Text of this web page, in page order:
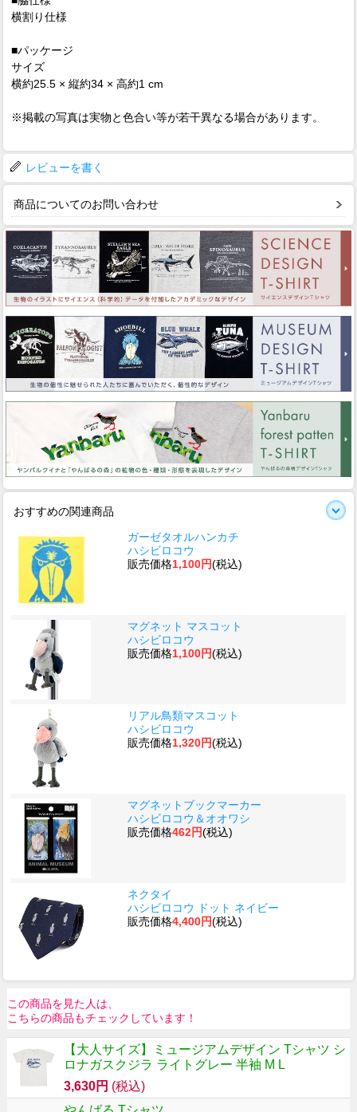
横割り仕様
■パッケージ
サイズ
横約25.5 × 縦約34 × 高約1 cm
※掲載の写真は実物と色合い等が若干異なる場合があります。
レビューを書く
商品についてのお問い合わせ
おすすめの関連商品
ガーゼタオルハンカチ
ハシビロコウ
販売価格1,100円(税込)
マグネット マスコット
ハシビロコウ
販売価格1,100円(税込)
リアル鳥類マスコット
ハシビロコウ
販売価格1,320円(税込)
マグネットブックマーカー
ハシビロコウ＆オオワシ
販売価格462円(税込)
ネクタイ
ハシビロコウ ドット ネイビー
販売価格4,400円(税込)
この商品を見た人は、
こちらの商品もチェックしています！
【大人サイズ】ミュージアムデザイン Tシャツ シ
ロナガスクジラ ライトグレー 半袖 M L
3,630円 (税込)